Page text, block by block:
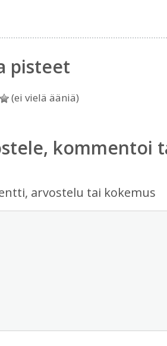
pisteet
(ei vielä ääniä)
kommentoi
arvostelu tai kokemus